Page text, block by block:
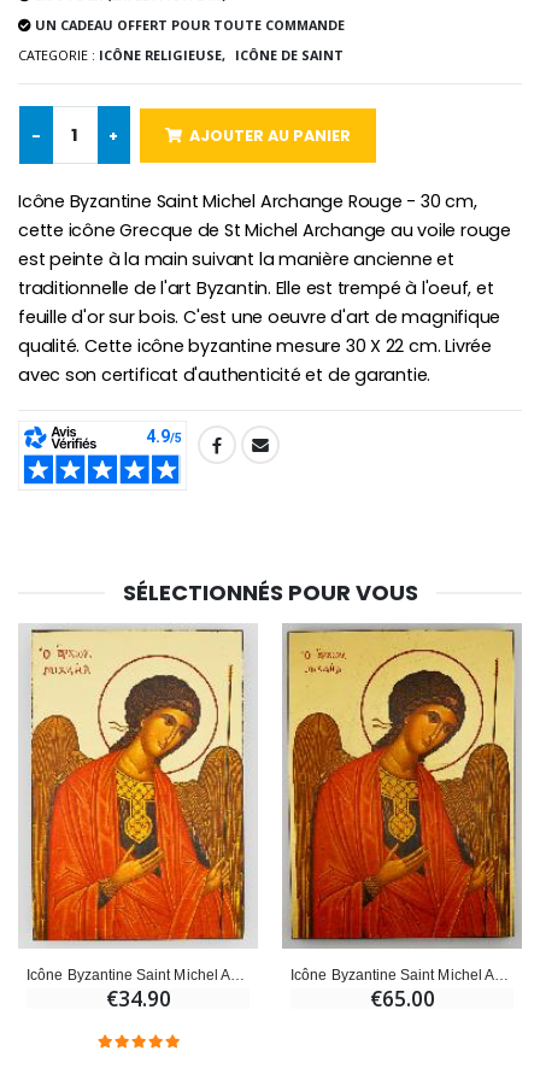
€78.00 €58.50
Huile d'Onction
€9.90
€4.90 €23.00
UN CADEAU OFFERT POUR TOUTE COMMANDE
CATEGORIE : ICÔNE RELIGIEUSE, ICÔNE DE SAINT
- + AJOUTER AU PANIER
Icône Byzantine Saint Michel Archange Rouge - 30 cm,
cette icône Grecque de St Michel Archange au voile rouge
est peinte à la main suivant la manière ancienne et
traditionnelle de l'art Byzantin. Elle est trempé à l'oeuf, et
feuille d'or sur bois. C'est une oeuvre d'art de magnifique
qualité. Cette icône byzantine mesure 30 X 22 cm. Livrée
avec son certificat d'authenticité et de garantie.
SHARE:
SÉLECTIONNÉS POUR VOUS
Icône Byzantine Saint Michel Archange Rouge - 20 cm
€34.90
Icône Byzantine Saint Michel Archange Rouge - 25 cm
€65.00